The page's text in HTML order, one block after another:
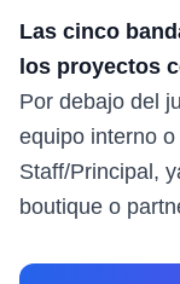
Las cinco
los proyectos
Por debajo del
equipo interno
Staff/Principal,
boutique o